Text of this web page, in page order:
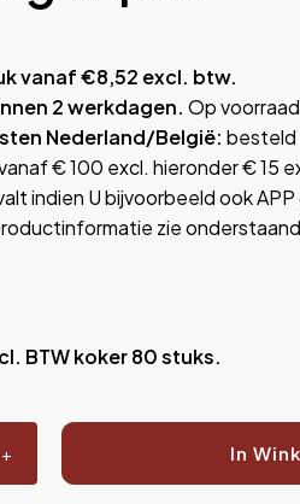
vanaf €8,52 excl. btw.
2 werkdagen.Op
Nederland/België:besteld
€ 100 excl. hieronder € 15
indien U bijvoorbeeld ook
zie
BTWkoker 80 stuks.
In